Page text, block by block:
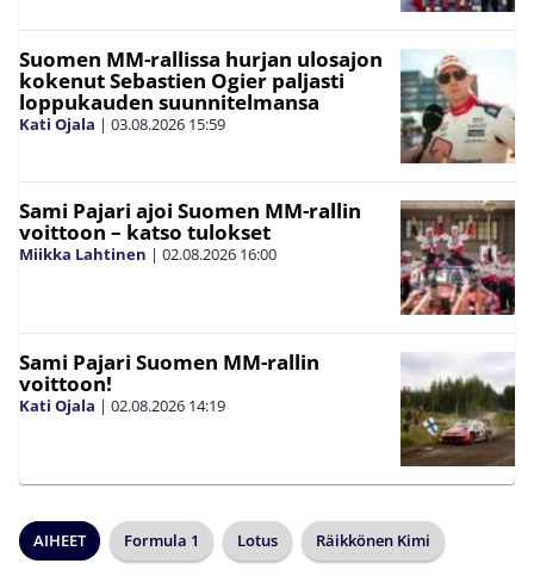
Suomen MM-rallissa hurjan ulosajon
kokenut Sebastien Ogier paljasti
loppukauden suunnitelmansa
Kati Ojala | 03.08.2026 15:59
Sami Pajari ajoi Suomen MM-rallin
voittoon – katso tulokset
Miikka Lahtinen | 02.08.2026 16:00
Sami Pajari Suomen MM-rallin
voittoon!
Kati Ojala | 02.08.2026 14:19
AIHEET Formula 1 Lotus Räikkönen Kimi